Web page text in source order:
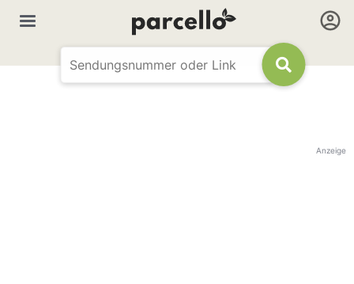
Anzeige